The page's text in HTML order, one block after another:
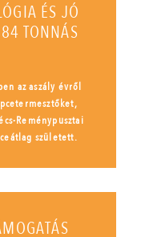
ÉS JÓ
TONNÁS
az aszály évről
Reménypusztai
született.